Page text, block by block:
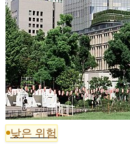
낮은 위험